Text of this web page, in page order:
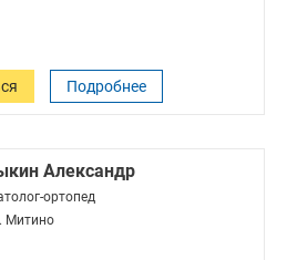
Подробнее
Александр
ортопед
Митино